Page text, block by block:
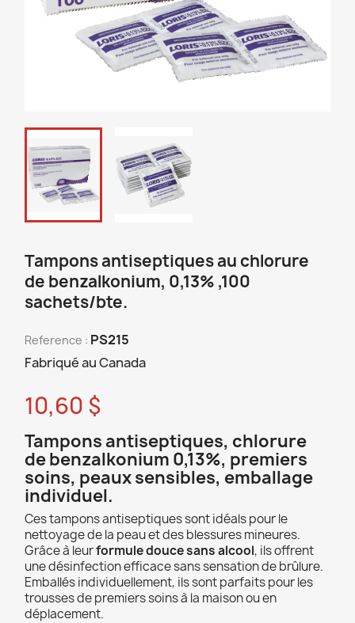
Tampons antiseptiques au chlorure
de benzalkonium, 0,13% ,100
sachets/bte.
Reference : PS215
Fabriqué au Canada
10,60 $
Tampons antiseptiques, chlorure
de benzalkonium 0,13%, premiers
soins, peaux sensibles, emballage
individuel.
Ces tampons antiseptiques sont idéals pour le
nettoyage de la peau et des blessures mineures.
Grâce à leurformule douce sans alcool, ils offrent
une désinfection efficace sans sensation de brûlure.
Emballés individuellement, ils sont parfaits pour les
trousses de premiers soins à la maison ou en
déplacement.